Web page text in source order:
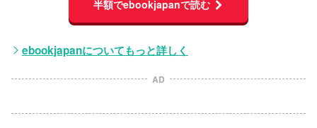
半額でebookjapanで読む
ebookjapanについてもっと詳しく
AD